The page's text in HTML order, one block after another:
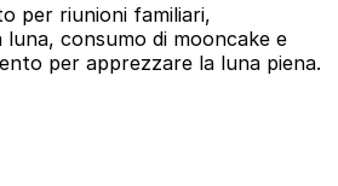
per riunioni familiari,
consumo di mooncake e
per apprezzare la luna piena.